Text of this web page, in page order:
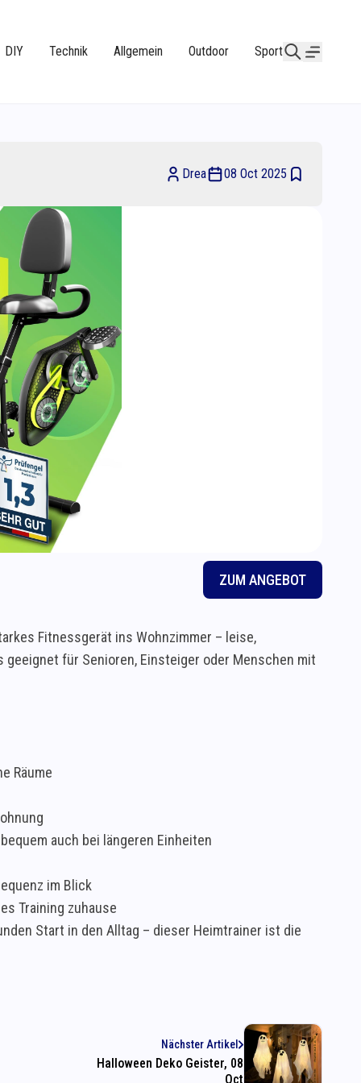
DIY Technik Allgemein Outdoor Sport
Drea 08 Oct 2025
ZUM ANGEBOT
Fitnessgerät ins Wohnzimmer – leise,
für Senioren, Einsteiger oder Menschen mit
Räume
auch bei längeren Einheiten
im Blick
Training zuhause
Start in den Alltag – dieser Heimtrainer ist die
Nächster Artikel
Halloween Deko Geister, 08
Oct